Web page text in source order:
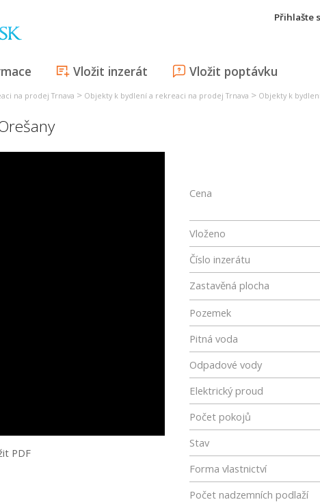
Přihlašte
Vložit inzerát Vložit poptávku
na prodej Trnava > Objekty k bydlení a rekreaci na prodej Trnava > Objekty k
PDF
Cena
Vloženo
Číslo inzerátu
Zastavěná plocha
Pozemek
Pitná voda
Odpadové vody
Elektrický proud
Počet pokojů
Stav
Forma vlastnictví
Počet nadzemních podlaží